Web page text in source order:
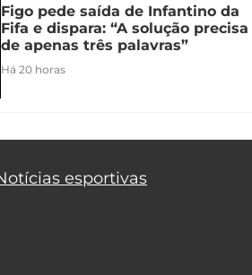
Figo pede saída de Infantino da
Fifa e dispara: “A solução precisa
de apenas três palavras”
Há 20 horas